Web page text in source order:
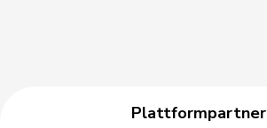
Plattformpartner